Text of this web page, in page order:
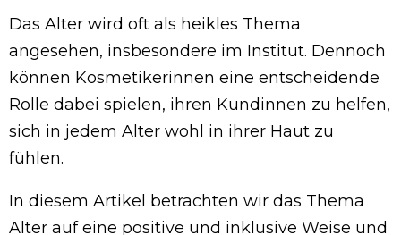
Das Alter wird oft als heikles Thema
angesehen, insbesondere im Institut. Dennoch
können Kosmetikerinnen eine entscheidende
Rolle dabei spielen, ihren Kundinnen zu helfen,
sich in jedem Alter wohl in ihrer Haut zu
fühlen.
In diesem Artikel betrachten wir das Thema
Alter auf eine positive und inklusive Weise und